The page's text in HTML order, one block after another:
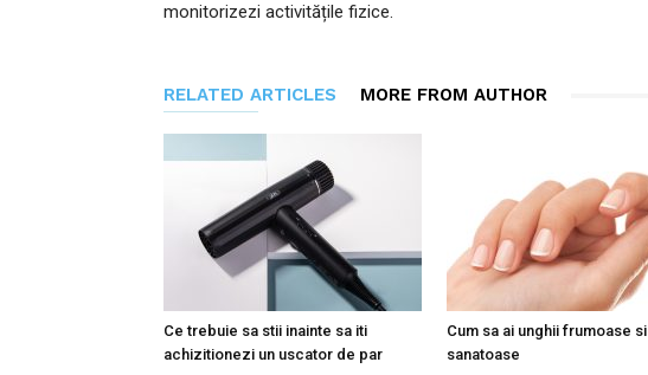
monitorizezi activitățile fizice.
RELATED ARTICLES MORE FROM AUTHOR
Ce trebuie sa stii inainte sa iti
achizitionezi un uscator de par
Cum sa ai unghii frumoase si
sanatoase